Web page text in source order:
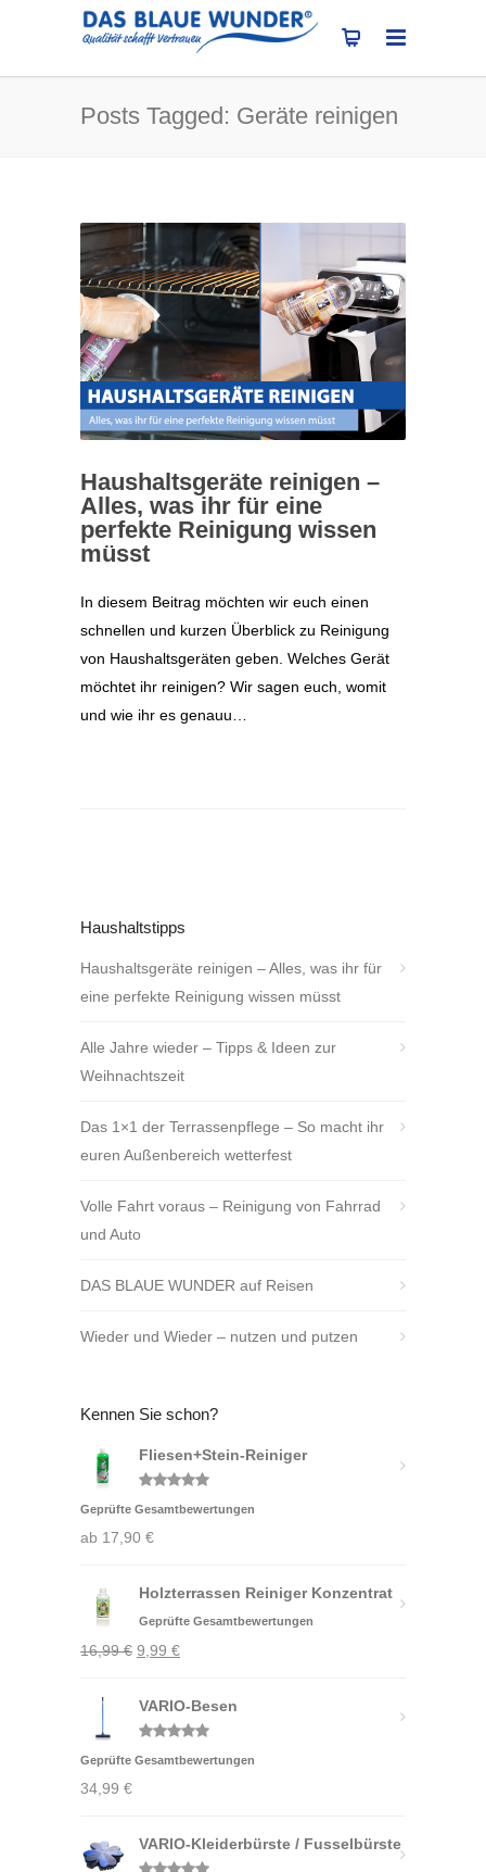
Posts Tagged: Geräte reinigen
Haushaltsgeräte reinigen –
Alles, was ihr für eine
perfekte Reinigung wissen
müsst
In diesem Beitrag möchten wir euch einen
schnellen und kurzen Überblick zu Reinigung
von Haushaltsgeräten geben. Welches Gerät
möchtet ihr reinigen? Wir sagen euch, womit
und wie ihr es genauu…
Haushaltstipps
Haushaltsgeräte reinigen – Alles, was ihr für
eine perfekte Reinigung wissen müsst
Alle Jahre wieder – Tipps & Ideen zur
Weihnachtszeit
Das 1×1 der Terrassenpflege – So macht ihr
euren Außenbereich wetterfest
Volle Fahrt voraus – Reinigung von Fahrrad
und Auto
DAS BLAUE WUNDER auf Reisen
Wieder und Wieder – nutzen und putzen
Kennen Sie schon?
Fliesen+Stein-Reiniger
Bewertet
mit5.00
Geprüfte Gesamtbewertungen
ab 17,90 €
Holzterrassen Reiniger Konzentrat
Geprüfte Gesamtbewertungen
16,99€ Ursprünglicher
war:
16,99 €
9,99 €Aktueller
ist:
9,99 €.
VARIO-Besen
mit5.00
Geprüfte Gesamtbewertungen
34,99 €
VARIO-Kleiderbürste / Fusselbürste